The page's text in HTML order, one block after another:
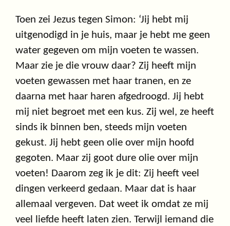
Toen zei Jezus tegen Simon: ‘Jij hebt mij
uitgenodigd in je huis, maar je hebt me geen
water gegeven om mijn voeten te wassen.
Maar zie je die vrouw daar? Zij heeft mijn
voeten gewassen met haar tranen, en ze
daarna met haar haren afgedroogd. Jij hebt
mij niet begroet met een kus. Zij wel, ze heeft
sinds ik binnen ben, steeds mijn voeten
gekust. Jij hebt geen olie over mijn hoofd
gegoten. Maar zij goot dure olie over mijn
voeten! Daarom zeg ik je dit: Zij heeft veel
dingen verkeerd gedaan. Maar dat is haar
allemaal vergeven. Dat weet ik omdat ze mij
veel liefde heeft laten zien. Terwijl iemand die